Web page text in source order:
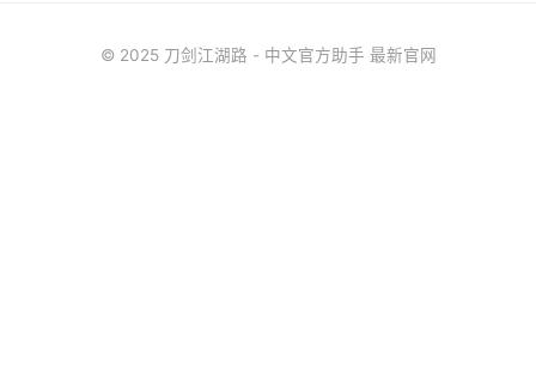
© 2025 刀剑江湖路 - 中文官方助手 最新官网